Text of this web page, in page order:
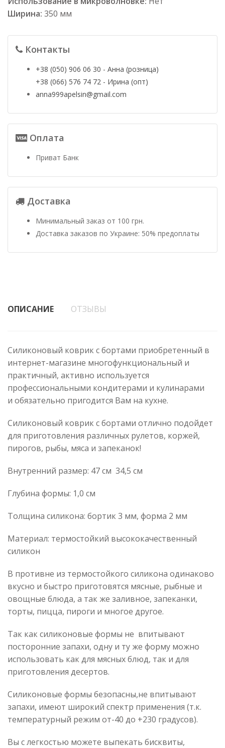
Ширина: 350 мм
Контакты
+38 (050) 906 06 30 - Анна (розница)
+38 (066) 576 74 72 - Ирина (опт)
anna999apelsin@gmail.com
Оплата
Приват Банк
Доставка
Минимальный заказ от 100 грн.
Доставка заказов по Украине: 50% предоплаты
ОПИСАНИЕ ОТЗЫВЫ
Силиконовый коврик с бортами приобретенный в
интернет-магазине многофункциональный и
практичный, активно используется
профессиональными кондитерами и кулинарами
и обязательно пригодится Вам на кухне.
Силиконовый коврик с бортами отлично подойдет
для приготовления различных рулетов, коржей,
пирогов, рыбы, мяса и запеканок!
Внутренний размер: 47 см 34,5 см
Глубина формы: 1,0 см
Толщина силикона: бортик 3 мм, форма 2 мм
Материал: термостойкий высококачественный
силикон
В противне из термостойкого силикона одинаково
вкусно и быстро приготовятся мясные, рыбные и
овощные блюда, а так же заливное, запеканки,
торты, пицца, пироги и многое другое.
Так как силиконовые формы не впитывают
посторонние запахи, одну и ту же форму можно
использовать как для мясных блюд, так и для
приготовления десертов.
Силиконовые формы безопасны,не впитывают
запахи, имеют широкий спектр применения (т.к.
температурный режим от-40 до +230 градусов).
Вы с легкостью можете выпекать бисквиты,